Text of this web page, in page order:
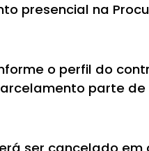
presencial na
o perfil do
parte de